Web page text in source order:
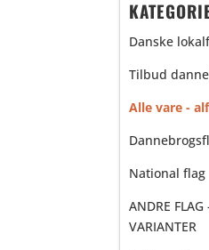
Danske
Tilbud
Alle vare -
National flag
ANDRE FLAG
VARIANTER